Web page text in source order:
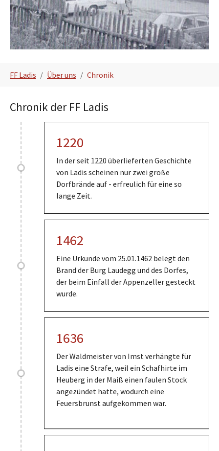
FF Ladis Über uns Chronik
Chronik der FF Ladis
1220
In der seit 1220 überlieferten Geschichte
von Ladis scheinen nur zwei große
Dorfbrände auf - erfreulich für eine so
lange Zeit.
1462
Eine Urkunde vom 25.01.1462 belegt den
Brand der Burg Laudegg und des Dorfes,
der beim Einfall der Appenzeller gesteckt
wurde.
1636
Der Waldmeister von Imst verhängte für
Ladis eine Strafe, weil ein Schafhirte im
Heuberg in der Maiß einen faulen Stock
angezündet hatte, wodurch eine
Feuersbrunst aufgekommen war.